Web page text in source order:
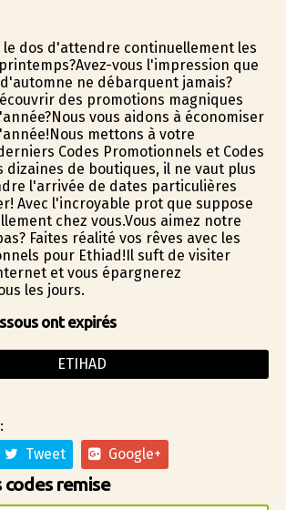
le dos d'attendre continuellement les
vous l'impression que
ne débarquent jamais?
des promotions magnifiques
vous aidons à économiser
mettons à votre
Codes Promotionnels et Codes
dizaines de boutiques, il ne vaut plus
l'arrivée de dates particulières
Avec l'incroyable profit que suppose
chez vous.Vous aimez notre
Faites réalité vos rêves avec les
pour Ethiad!Il suffit de visiter
et vous épargnerez
les jours.
ont expirés
ETIHAD
Tweet Google+
remise